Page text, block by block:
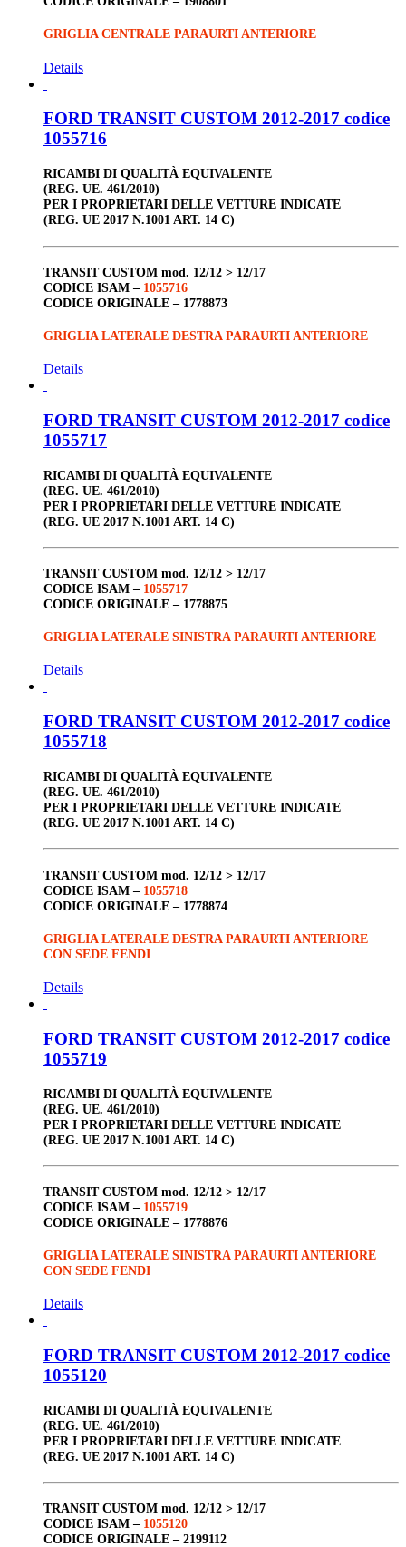
GRIGLIA CENTRALE PARAURTI ANTERIORE
Details
FORD TRANSIT CUSTOM 2012-2017 codice
1055716
RICAMBI DI QUALITÀ EQUIVALENTE
(REG. UE. 461/2010)
PER I PROPRIETARI DELLE VETTURE INDICATE
(REG. UE 2017 N.1001 ART. 14 C)
TRANSIT CUSTOM mod. 12/12 > 12/17
CODICE ISAM – 1055716
CODICE ORIGINALE – 1778873
GRIGLIA LATERALE DESTRA PARAURTI ANTERIORE
Details
FORD TRANSIT CUSTOM 2012-2017 codice
1055717
RICAMBI DI QUALITÀ EQUIVALENTE
(REG. UE. 461/2010)
PER I PROPRIETARI DELLE VETTURE INDICATE
(REG. UE 2017 N.1001 ART. 14 C)
TRANSIT CUSTOM mod. 12/12 > 12/17
CODICE ISAM – 1055717
CODICE ORIGINALE – 1778875
GRIGLIA LATERALE SINISTRA PARAURTI ANTERIORE
Details
FORD TRANSIT CUSTOM 2012-2017 codice
1055718
RICAMBI DI QUALITÀ EQUIVALENTE
(REG. UE. 461/2010)
PER I PROPRIETARI DELLE VETTURE INDICATE
(REG. UE 2017 N.1001 ART. 14 C)
TRANSIT CUSTOM mod. 12/12 > 12/17
CODICE ISAM – 1055718
CODICE ORIGINALE – 1778874
GRIGLIA LATERALE DESTRA PARAURTI ANTERIORE
CON SEDE FENDI
Details
FORD TRANSIT CUSTOM 2012-2017 codice
1055719
RICAMBI DI QUALITÀ EQUIVALENTE
(REG. UE. 461/2010)
PER I PROPRIETARI DELLE VETTURE INDICATE
(REG. UE 2017 N.1001 ART. 14 C)
TRANSIT CUSTOM mod. 12/12 > 12/17
CODICE ISAM – 1055719
CODICE ORIGINALE – 1778876
GRIGLIA LATERALE SINISTRA PARAURTI ANTERIORE
CON SEDE FENDI
Details
FORD TRANSIT CUSTOM 2012-2017 codice
1055120
RICAMBI DI QUALITÀ EQUIVALENTE
(REG. UE. 461/2010)
PER I PROPRIETARI DELLE VETTURE INDICATE
(REG. UE 2017 N.1001 ART. 14 C)
TRANSIT CUSTOM mod. 12/12 > 12/17
CODICE ISAM – 1055120
CODICE ORIGINALE – 2199112